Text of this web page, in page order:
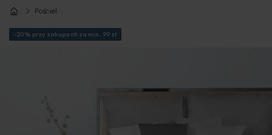
Pościel
-20% przy zakupach za min. 99 zł